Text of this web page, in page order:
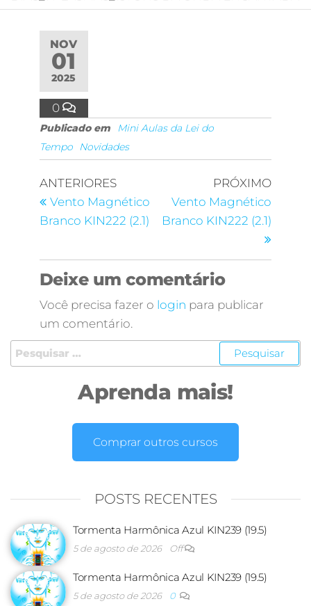
NOV
01
2025
0
Publicado em
Mini Aulas da Lei do
Tempo Novidades
ANTERIORES
Vento Magnético
Branco KIN222 (2.1)
PRÓXIMO
Vento Magnético
Branco KIN222 (2.1)
Deixe um comentário
Você precisa fazer o login para publicar
um comentário.
Aprenda mais!
Comprar outros cursos
POSTS RECENTES
Tormenta Harmônica Azul KIN239 (19.5)
5 de agosto de 2026 Off
Tormenta Harmônica Azul KIN239 (19.5)
5 de agosto de 2026 0